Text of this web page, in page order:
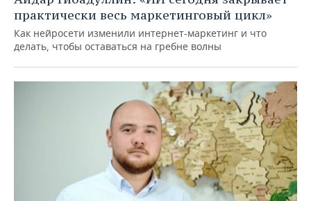
практически весь маркетинговый цикл»
Как нейросети изменили интернет-маркетинг и что
делать, чтобы оставаться на гребне волны